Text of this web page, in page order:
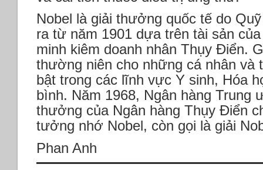
Nobel là giải thưởng quốc tế do
ra từ năm 1901 dựa trên tài sản
minh kiêm doanh nhân Thụy Điển.
thường niên cho những cá nhân và
bật trong các lĩnh vực Y sinh, Hóa
bình. Năm 1968, Ngân hàng Trung
thưởng của Ngân hàng Thụy Điển
tưởng nhớ Nobel, còn gọi là giải
Phan Anh